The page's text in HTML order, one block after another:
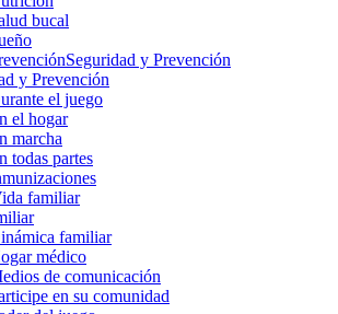
bucal
Seguridad y Prevención
y Prevención
el juego
el hogar
marcha
todas partes
familiar
familiar
médico
de comunicación
en su comunidad